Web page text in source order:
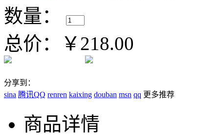
数量：
总价：
￥218.00
分享到 ：
sina 腾讯QQ renren kaixing douban msn qq 更多推荐
商品详情